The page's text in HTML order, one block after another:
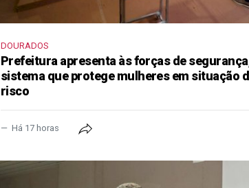
DOURADOS
Prefeitura apresenta às forças de
sistema que protege mulheres em situação
risco
Há 17 horas